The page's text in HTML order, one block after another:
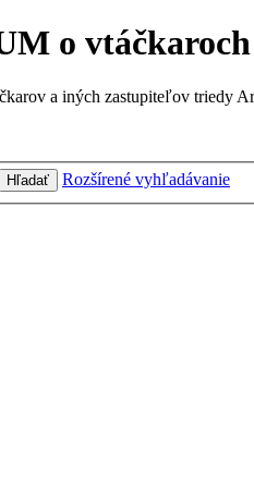
o vtáčkaroch
a iných zastupiteľov triedy
Hľadať Rozšírené vyhľadávanie